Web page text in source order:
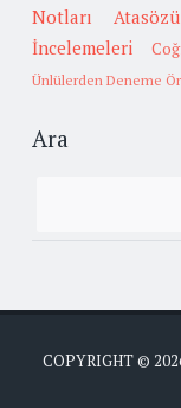
Notları
İncelemeleri
Ünlülerden Deneme
Ara
COPYRIGHT ©